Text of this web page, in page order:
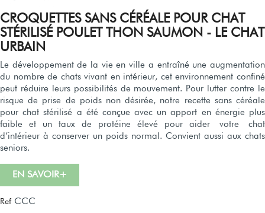
CROQUETTES SANS CÉRÉALE POUR CHAT
STÉRILISÉ POULET THON SAUMON - LE CHAT
URBAIN
Le développement de la vie en ville a entraîné une augmentation
du nombre de chats vivant en intérieur, cet environnement confiné
peut réduire leurs possibilités de mouvement. Pour lutter contre le
risque de prise de poids non désirée, notre recette sans céréale
pour chat stérilisé a été conçue avec un apport en énergie plus
faible et un taux de protéine élevé pour aider votre chat
d’intérieur à conserver un poids normal. Convient aussi aux chats
seniors.
EN SAVOIR+
Ref CCC